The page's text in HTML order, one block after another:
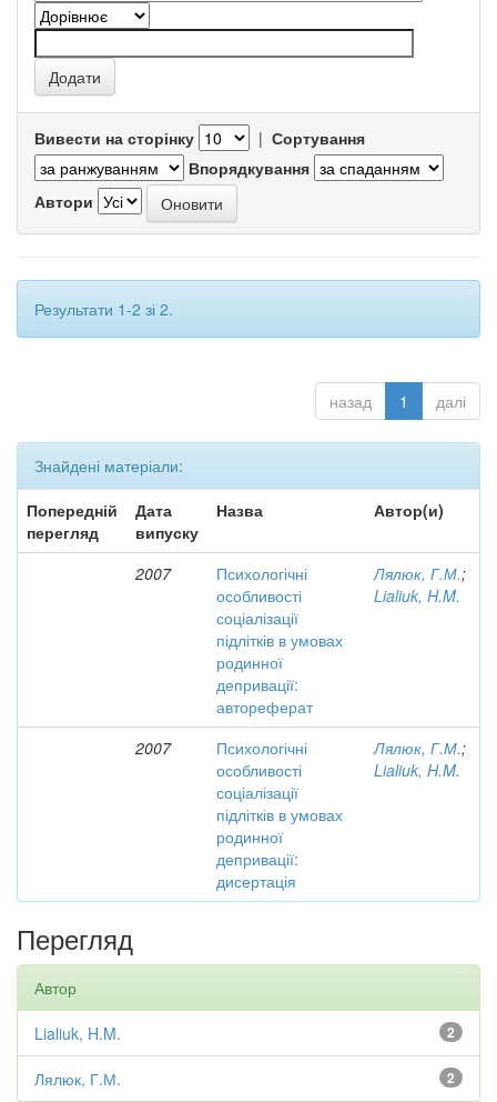
Вивести на сторінку | Сортування
Впорядкування
Автори
Результати 1-2 зі 2.
назад 1 далі
Знайдені матеріали:
Попередній
перегляд
Дата
випуску
Назва Автор(и)
2007
Психологічні
особливості
соціалізації
підлітків в умовах
родинної
депривації:
автореферат
Лялюк, Г.М.;
Lialiuk, H.M.
2007
Психологічні
особливості
соціалізації
підлітків в умовах
родинної
депривації:
дисертація
Лялюк, Г.М.;
Lialiuk, H.M.
Перегляд
Автор
2
Lialiuk, H.M.
2
Лялюк, Г.М.